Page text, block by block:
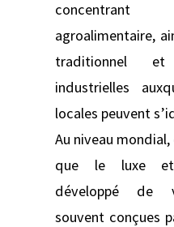
concentrant
agroalimentaire,
traditionnel
industrielles
locales peuvent
Au niveau
que le luxe et
développé de
souvent conçues